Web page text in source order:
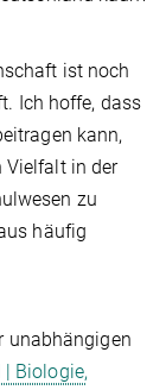
ist noch
Ich hoffe, dass
kann,
Vielfalt in der
zu
häufig
unabhängigen
Biologie,